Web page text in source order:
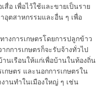
สื่อ เพื่อไว้ใช้และขายเป็นราย
อุตสาหกรรมและอื่น ๆ เพื่อ
ารเกษตรโดยการปลูกข้าว
กการเกษตรก็จะรับจ้างทั่วไป
นเรือนให้แก่เพื่อบ้านในท้องถิ่น
กษตร และนอกการเกษตรใน
านทำในเมืองใหญ่ ๆ เช่น